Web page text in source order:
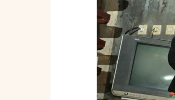
Offline
atau
Bertemu
Tim
Vendor
di
Empat